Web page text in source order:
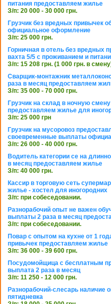
питания предоставляем жилье
З/п: 20 000 - 30 000 грн.
Грузчик без вредных привычек
официальное оформление
З/п: 25 000 грн.
Горничная в отель без вредных
вахта 5/5 с проживанием и
З/п: 15 208 грн. (1 000 грн. в
Сварщик-монтажник
раза в месяц предоставляем
З/п: 35 000 - 70 000 грн.
Грузчик на склад в ночную
предоставляем жилье для
З/п: 25 000 грн
Грузчик на мусоровоз
своевременные выплаты
З/п: 26 000 - 40 000 грн.
Водитель категории се на
в месяц предоставляем жилье
З/п: 40 000 грн.
Кассир в торговую сеть
жилье - хостел для иногородних
З/п: при собеседовании.
Разнорабочий опыт не важен
выплаты 2 раза в месяц
З/п: при собеседовании.
Повар с опытом на кухне от 1
привычек предоставляем жилье
З/п: 36 000 - 39 600 грн.
Посудомойщица с бесплатным
выплата 2 раза в месяц
З/п: 11 250 - 12 000 грн.
Разнорабочий-слесарь наличие
пятидневка